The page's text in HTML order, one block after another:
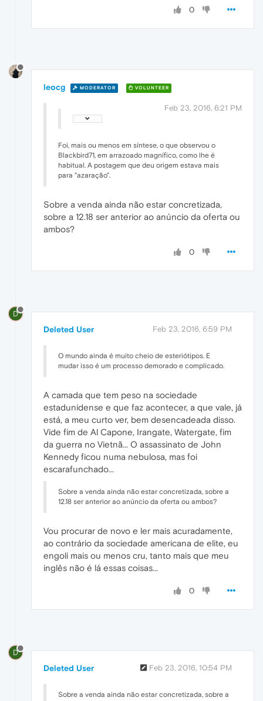
0
leocg MODERATOR VOLUNTEER
Feb 23, 2016, 6:21 PM
Foi, mais ou menos em síntese, o que observou o
Blackbird71, em arrazoado magnífico, como lhe é
habitual. A postagem que deu origem estava mais
para "azaração".
Sobre a venda ainda não estar concretizada,
sobre a 12.18 ser anterior ao anúncio da oferta ou
ambos?
0
D
Deleted User Feb 23, 2016, 6:59 PM
O mundo ainda é muito cheio de esteriótipos. E
mudar isso é um processo demorado e complicado.
A camada que tem peso na sociedade
estadunidense e que faz acontecer, a que vale, já
está, a meu curto ver, bem desencadeada disso.
Vide fim de Al Capone, Irangate, Watergate, fim
da guerra no Vietnã... O assassinato de John
Kennedy ficou numa nebulosa, mas foi
escarafunchado...
Sobre a venda ainda não estar concretizada, sobre a
12.18 ser anterior ao anúncio da oferta ou ambos?
Vou procurar de novo e ler mais acuradamente,
ao contrário da sociedade americana de elite, eu
engoli mais ou menos cru, tanto mais que meu
inglês não é lá essas coisas...
0
D
Deleted User Feb 23, 2016, 10:54 PM
Sobre a venda ainda não estar concretizada, sobre a